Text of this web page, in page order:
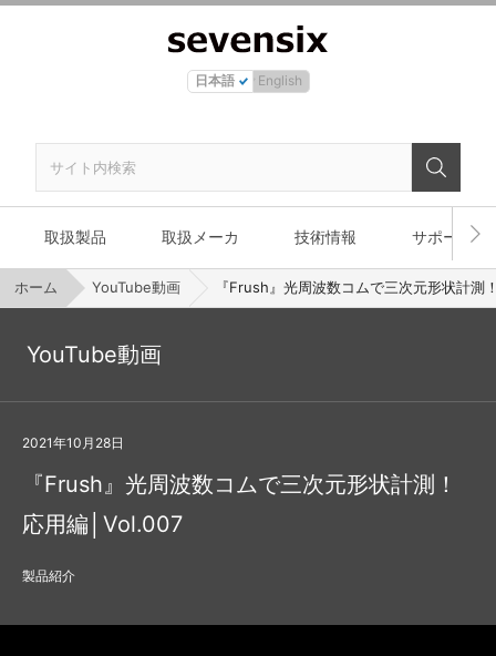
日本語 English
取扱製品 取扱メーカ 技術情報 サポート
ホーム YouTube動画 『Frush』光周波数コムで三次元形状計測
YouTube動画
『Frush』光周波数コムで三次元形状計測！
応用編│Vol.007
製品紹介
2021年10月28日